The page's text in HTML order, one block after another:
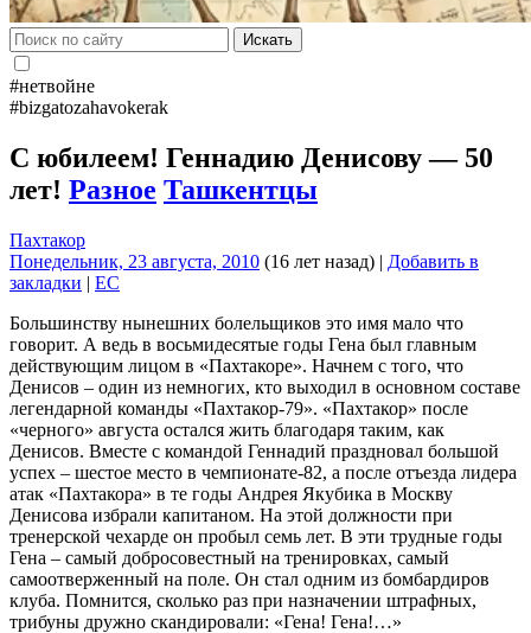
Искать
#нетвойне
#bizgatozahavokerak
C юбилеем! Геннадию Денисову — 50
лет! Разное Ташкентцы
Пахтакор
Понедельник, 23 августа, 2010 (16 лет назад) | Добавить в
закладки | EC
Большинству нынешних болельщиков это имя мало что
говорит. А ведь в восьмидесятые годы Гена был главным
действующим лицом в «Пахтакоре». Начнем с того, что
Денисов – один из немногих, кто выходил в основном составе
легендарной команды «Пахтакор-79». «Пахтакор» после
«черного» августа остался жить благодаря таким, как
Денисов. Вместе с командой Геннадий праздновал большой
успех – шестое место в чемпионате-82, а после отъезда лидера
атак «Пахтакора» в те годы Андрея Якубика в Москву
Денисова избрали капитаном. На этой должности при
тренерской чехарде он пробыл семь лет. В эти трудные годы
Гена – самый добросовестный на тренировках, самый
самоотверженный на поле. Он стал одним из бомбардиров
клуба. Помнится, сколько раз при назначении штрафных,
трибуны дружно скандировали: «Гена! Гена!…»